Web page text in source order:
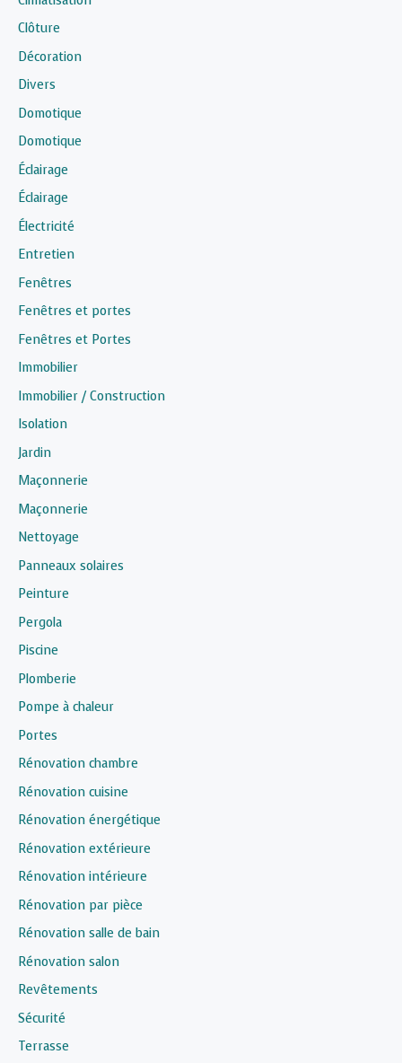
Clôture
Décoration
Divers
Domotique
Domotique
Éclairage
Éclairage
Électricité
Entretien
Fenêtres
Fenêtres et portes
Fenêtres et Portes
Immobilier
Immobilier / Construction
Isolation
Jardin
Maçonnerie
Maçonnerie
Nettoyage
Panneaux solaires
Peinture
Pergola
Piscine
Plomberie
Pompe à chaleur
Portes
Rénovation chambre
Rénovation cuisine
Rénovation énergétique
Rénovation extérieure
Rénovation intérieure
Rénovation par pièce
Rénovation salle de bain
Rénovation salon
Revêtements
Sécurité
Terrasse